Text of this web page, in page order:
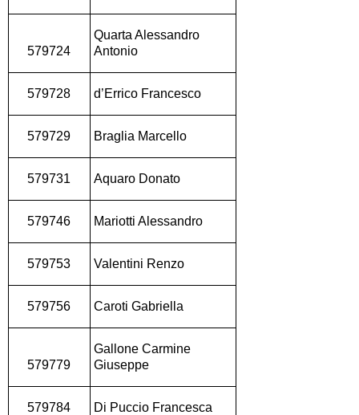
579724
Quarta Alessandro
Antonio
579728 d’Errico Francesco
579729 Braglia Marcello
579731 Aquaro Donato
579746 Mariotti Alessandro
579753 Valentini Renzo
579756 Caroti Gabriella
579779
Gallone Carmine
Giuseppe
579784 Di Puccio Francesca